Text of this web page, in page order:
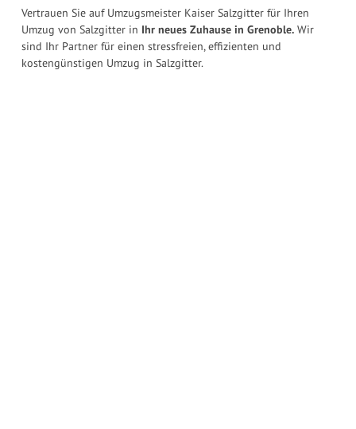
Vertrauen Sie auf Umzugsmeister Kaiser Salzgitter für Ihren
Umzug von Salzgitter in Ihr neues Zuhause in Grenoble. Wir
sind Ihr Partner für einen stressfreien, effizienten und
kostengünstigen Umzug in Salzgitter.